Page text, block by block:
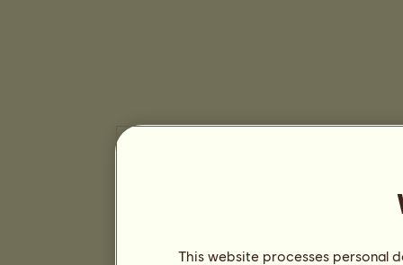
This website processes personal